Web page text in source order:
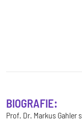
BIOGRAFIE:
Prof. Dr. Markus